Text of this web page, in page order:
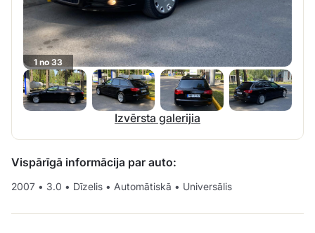
1 no 33
Izvērsta galerijia
Vispārīgā informācija par auto:
2007 • 3.0 • Dīzelis • Automātiskā • Universālis